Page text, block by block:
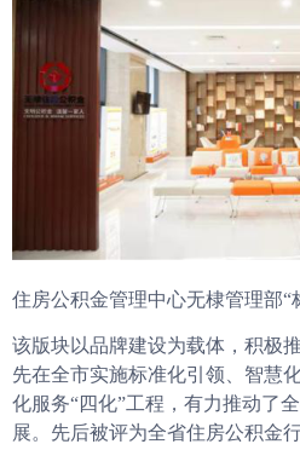
住房公积金管理中心无棣管理部“
该版块以品牌建设为载体，积极
先在全市实施标准化引领、智慧
化服务“四化”工程，有力推动了
展。先后被评为全省住房公积金